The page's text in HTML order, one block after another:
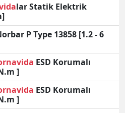
lar Statik Elektrik
P Type 13858 [1.2 - 6
ESD Korumalı
]
ESD Korumalı
]